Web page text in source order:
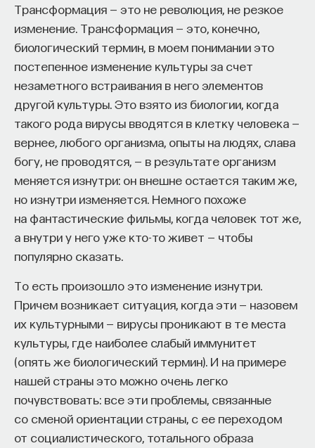
Трансформация — это не революция, не резкое
изменение. Трансформация — это, конечно,
биологический термин, в моем понимании это
постепенное изменение культуры за счет
незаметного встраивания в него элементов
другой культуры. Это взято из биологии, когда
такого рода вирусы вводятся в клетку человека —
вернее, любого организма, опыты на людях, слава
богу, не проводятся, — в результате организм
меняется изнутри: он внешне остается таким же,
но изнутри изменяется. Немного похоже
на фантастические фильмы, когда человек тот же,
а внутри у него уже кто-то живет — чтобы
популярно сказать.
То есть произошло это изменение изнутри.
Причем возникает ситуация, когда эти — назовем
их культурными — вирусы проникают в те места
культуры, где наиболее слабый иммунитет
(опять же биологический термин). И на примере
нашей страны это можно очень легко
почувствовать: все эти проблемы, связанные
со сменой ориентации страны, с ее переходом
от социалистического, тотального образа
свет и тень. Однако свет и тень знали и раньше,
но до Леонардо это средство изображения
объема. Как писал Альберти, теоретик
итальянского искусства, «есть особая доблесть
в том, чтобы вещь плоскую, невыпуклую сделать
выпуклой». Это была доблесть живописи
до Леонардо, поскольку она есть иллюзия
на плоскости. Леонардо делает эту иллюзию
с помощью оптики светотеневой. И эта
оптическая иллюзия связана с тем, что свет
и тень становятся не доблестью объема,
не пластики, а пространства. Это атрибуты
окружающей среды.
Это мы видим очень хорошо в такой работе
Леонардо, как «Мадонна в гроте». Интересно
отметить, что это апокриф, такого канонического
сюжета нет. При бегстве в Египет от злодейств
царя Ирода, устроившего вифлеемское избиение
младенцев, по дороге в Египет она отдыхает
вместе с младенцем. Отдых по пути в Египет —
сюжет традиционный. Но апокриф говорит о том,
что якобы во время этого отдыха Святое
семейство встретило семейство Иоанна